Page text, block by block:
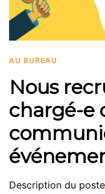
AU BUREAU
Nous
chargé-e
Description du